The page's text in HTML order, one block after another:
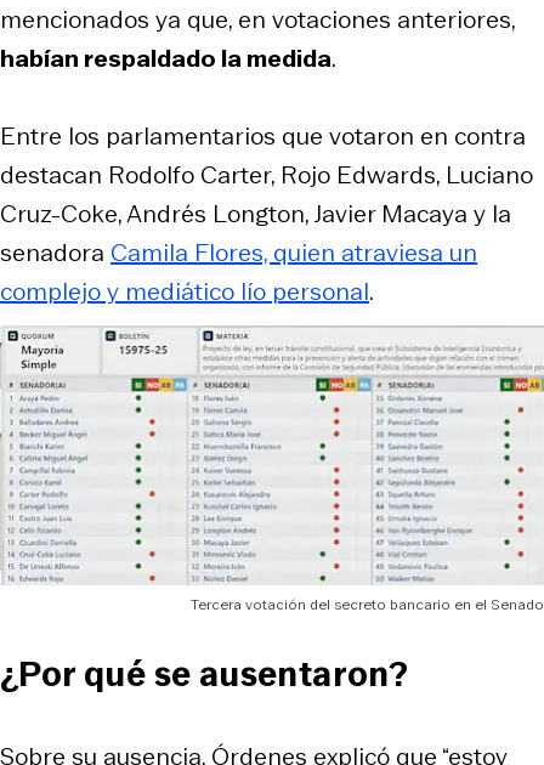
mencionados ya que, en votaciones anteriores,
habían respaldado la medida.
Entre los parlamentarios que votaron en contra
destacan Rodolfo Carter, Rojo Edwards, Luciano
Cruz-Coke, Andrés Longton, Javier Macaya y la
senadora Camila Flores, quien atraviesa un
complejo y mediático lío personal.
Tercera votación del secreto bancario en el Senado
¿Por qué se ausentaron?
Sobre su ausencia, Órdenes explicó que “estoy